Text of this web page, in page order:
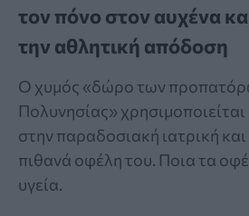
τον πόνο στον αυχένα
την αθλητική απόδοση
Ο χυμός «δώρο των
Πολυνησίας»
στην παραδοσιακή ιατρική και
πιθανά οφέλη του. Ποια τα
υγεία.